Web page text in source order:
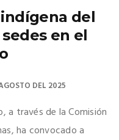
del
en el
DEL 2025
a través de la Comisión
ha convocado a